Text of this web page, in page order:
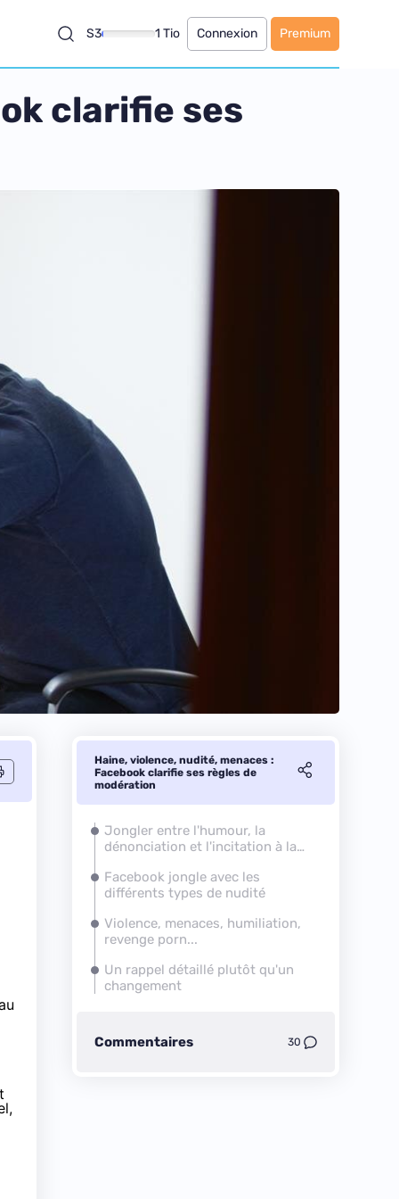
S3 1 Tio Connexion Premium
clarifie ses
Haine, violence, nudité, menaces :
Facebook clarifie ses règles de
modération
Jongler entre l'humour, la
dénonciation et l'incitation à la
Facebook jongle avec les
différents types de nudité
Violence, menaces, humiliation,
revenge porn...
Un rappel détaillé plutôt qu'un
changement
Commentaires 30